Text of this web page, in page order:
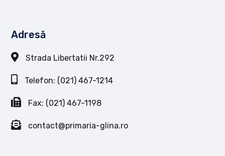
Adresă
Strada Libertatii Nr.292
Telefon: (021) 467-1214
Fax: (021) 467-1198
contact@primaria-glina.ro